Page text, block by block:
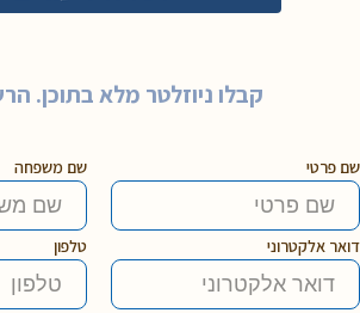
קבלו ניוזלטר מלא בתוכן.
שם פרטי שם משפחה
דואר אלקטרוני טלפון